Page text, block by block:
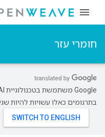
חומרי עזר
בתרגומים כאלו עשויות להיות